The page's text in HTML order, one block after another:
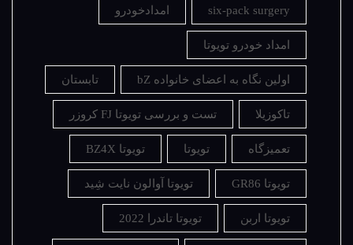
six-pack surgery امدادخودرو
امداد خودرو تویوتا
اولین نگاه به اعضای خانواده bZ تابستان
تاکوزیلا تست و بررسی تویوتا FJ کروزر
تعمیزگاه تویوتا تویوتا BZ4X
تویوتا GR86 تویوتا آوالون نایت شِید
تویوتا اربن تویوتا تاندرا 2022